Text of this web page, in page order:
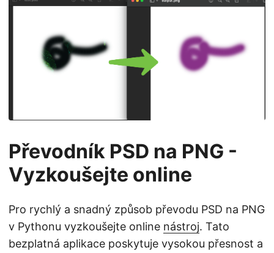
Převodník PSD na PNG -
Vyzkoušejte online
Pro rychlý a snadný způsob převodu PSD na PNG
v Pythonu vyzkoušejte online nástroj. Tato
bezplatná aplikace poskytuje vysokou přesnost a